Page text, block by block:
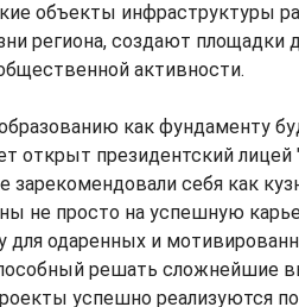
объекты инфраструктуры
региона, создают площадки
активности.
как фундаменту
открыт президентский
зарекомендовали себя как
не просто на успешную
для одаренных и
решать сложнейшие
успешно реализуются